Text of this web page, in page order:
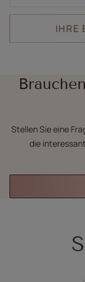
IHRE
Stellen Sie eine
die